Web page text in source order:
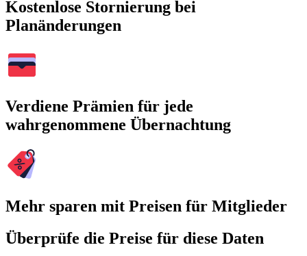
Kostenlose Stornierung bei
Planänderungen
Verdiene Prämien für jede
wahrgenommene Übernachtung
Mehr sparen mit Preisen für Mitglieder
Überprüfe die Preise für diese Daten